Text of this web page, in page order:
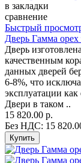
в закладки
сравнение
Быстрый
Дверь Гамма
Дверь
качественным
данных дверей
6-8%, что
эксплуатации
Двери в таком ..
15 820.00 р.
Без НДС: 15